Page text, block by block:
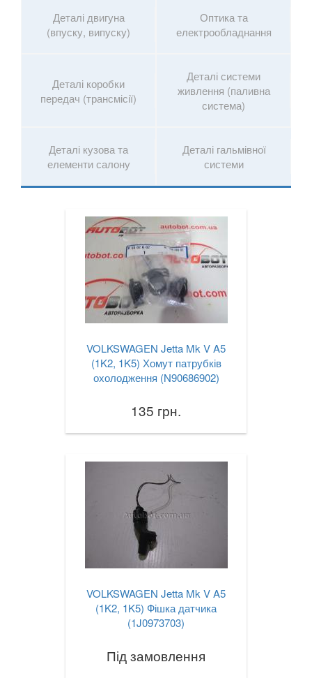
Деталі двигуна
(впуску, випуску)
Оптика та
електрообладнання
Деталі коробки
передач (трансмісії)
Деталі системи
живлення (паливна
система)
Деталі кузова та
елементи салону
Деталі гальмівної
системи
VOLKSWAGEN Jetta Mk V A5
(1K2, 1K5) Хомут патрубків
охолодження (N90686902)
135 грн.
VOLKSWAGEN Jetta Mk V A5
(1K2, 1K5) Фішка датчика
(1J0973703)
Під замовлення